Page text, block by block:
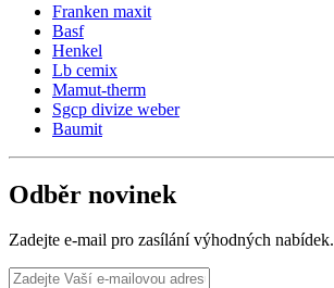
Franken maxit
Basf
Henkel
Lb cemix
Mamut-therm
Sgcp divize weber
Baumit
Odběr novinek
Zadejte e-mail pro zasílání výhodných nabídek.